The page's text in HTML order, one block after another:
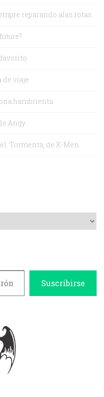
reparando alas rotas
de viaje
hambrienta
Angy
Tormenta, de X-Men
Suscribirse